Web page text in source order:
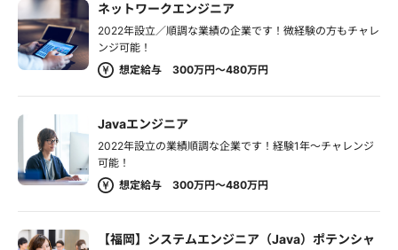
ネットワークエンジニア
2022年設立／順調な業績の企業です！微経験の方もチャレ
ンジ可能！
想定給与 300万円～480万円
Javaエンジニア
2022年設立の業績順調な企業です！経験1年～チャレンジ
可能！
想定給与 300万円～480万円
【福岡】システムエンジニア（Java）ポテンシャ